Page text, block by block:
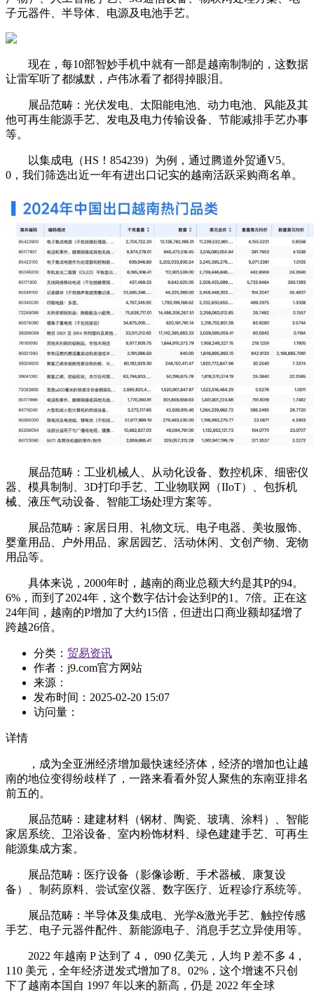
子元器件、半导体、电源及电池手艺。
现在，每10部智妙手机中就有一部是越南制制的，这数据
让雷军听了都缄默，卢伟冰看了都得掉眼泪。
展品范畴：光伏发电、太阳能电池、动力电池、风能及其
他可再生能源手艺、发电及电力传输设备、节能减排手艺办事
等。
以集成电（HS！854239）为例，通过腾道外贸通V5。
0，我们筛选出近一年有进出口记实的越南活跃采购商名单。
展品范畴：工业机械人、从动化设备、数控机床、细密仪
器、模具制制、3D打印手艺、工业物联网（IIoT）、包拆机
械、液压气动设备、智能工场处理方案等。
展品范畴：家居日用、礼物文玩、电子电器、美妆服饰、
婴童用品、户外用品、家居园艺、活动休闲、文创产物、宠物
用品等。
具体来说，2000年时，越南的商业总额大约是其P的94。
6%，而到了2024年，这个数字估计会达到P的1。7倍。正在这
24年间，越南的P增加了大约15倍，但进出口商业额却猛增了
跨越26倍。
分类： 贸易资讯
作者： j9.com官方网站
来源：
发布时间： 2025-02-20 15:07
访问量：
详情
，成为全亚洲经济增加最快速经济体，经济的增加也让越
南的地位变得纷歧样了，一路来看看外贸人聚焦的东南亚排名
前五的。
展品范畴：建建材料（钢材、陶瓷、玻璃、涂料）、智能
家居系统、卫浴设备、室内粉饰材料、绿色建建手艺、可再生
能源集成方案。
展品范畴：医疗设备（影像诊断、手术器械、康复设
备）、制药原料、尝试室仪器、数字医疗、近程诊疗系统等。
展品范畴：半导体及集成电、光学&激光手艺、触控传感
手艺、电子元器件配件、新能源电子、消息手艺立异使用等。
2022 年越南 P 达到了 4， 090 亿美元，人均 P 差不多 4，
110 美元，全年经济迸发式增加了8。02%，这个增速不只创
下了越南本国自 1997 年以来的新高，仍是 2022 年全球